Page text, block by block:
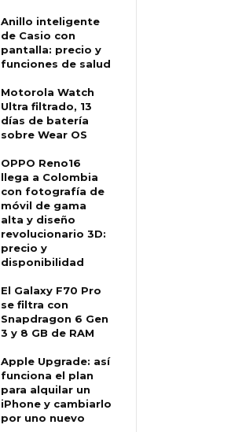
Anillo inteligente
de Casio con
pantalla: precio y
funciones de salud
Motorola Watch
Ultra filtrado, 13
días de batería
sobre Wear OS
OPPO Reno16
llega a Colombia
con fotografía de
móvil de gama
alta y diseño
revolucionario 3D:
precio y
disponibilidad
El Galaxy F70 Pro
se filtra con
Snapdragon 6 Gen
3 y 8 GB de RAM
Apple Upgrade: así
funciona el plan
para alquilar un
iPhone y cambiarlo
por uno nuevo